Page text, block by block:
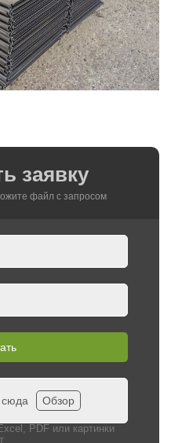
заявку
файл c запросом
Обзор
PDF или картинки